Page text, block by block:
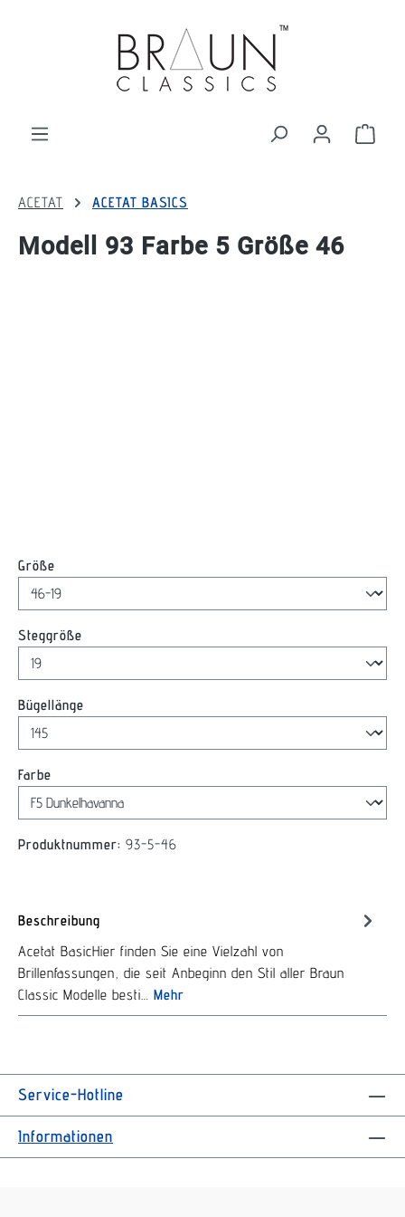
ACETAT ACETAT BASICS
Modell 93 Farbe 5 Größe 46
Größe
Steggröße
Bügellänge
Farbe
Produktnummer: 93-5-46
Beschreibung
Acetat BasicHier finden Sie eine Vielzahl von
Brillenfassungen, die seit Anbeginn den Stil aller Braun
Classic Modelle besti… Mehr
Service-Hotline
Informationen